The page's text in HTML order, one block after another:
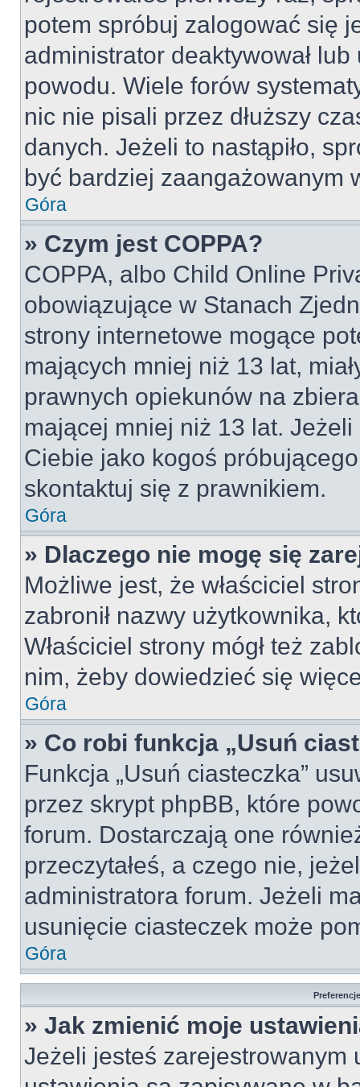
potem spróbuj zalogować się
administrator deaktywował
powodu. Wiele forów
nic nie pisali przez dłuższy
danych. Jeżeli to nastąpiło,
być bardziej zaangażowanym
Góra
» Czym jest COPPA?
COPPA, albo Child Online
obowiązujące w Stanach
strony internetowe mogące
mających mniej niż 13 lat,
prawnych opiekunów na
mającej mniej niż 13 lat.
Ciebie jako kogoś
skontaktuj się z prawnikiem.
Góra
» Dlaczego nie mogę się
Możliwe jest, że właściciel
zabronił nazwy użytkownika,
Właściciel strony mógł też
nim, żeby dowiedzieć się
Góra
» Co robi funkcja „Usuń
Funkcja „Usuń ciasteczka”
przez skrypt phpBB, które
forum. Dostarczają one
przeczytałeś, a czego nie,
administratora forum. Jeżeli
usunięcie ciasteczek może
Góra
» Jak zmienić moje
Jeżeli jesteś zarejestrowanym